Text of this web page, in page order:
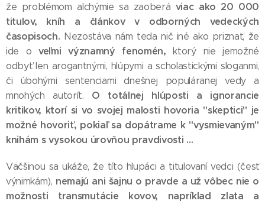
že problémom alchýmie sa zaoberá viac ako 20 000
titulov, kníh a článkov v odborných vedeckých
časopisoch. Nezostáva nám teda nič iné ako priznať, že
ide oveľmi významný fenomén,ktorý nie jemožné
odbyť len arogantnými, hlúpymi a scholastickými sloganmi,
či úbohými sentenciami dnešnej populáranej vedy a
mnohých autorít. O totálnej hlúposti a ignorancie
kritikov, ktorí si vo svojej malosti hovoria "skeptici" je
možné hovoriť, pokiaľ sa dopátrame k "vysmievaným"
knihám s vysokou úrovňou pravdivosti ...
Väčšinou sa ukáže, že títo hlupáci a titulovaní vedci (česť
výnimkám), nemajú ani šajnu o pravde a už vôbec nie o
možnosti transmutácie kovov, napríklad zlata a